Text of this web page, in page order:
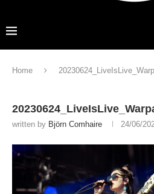
Home
written by Björn Comhaire 24/06/